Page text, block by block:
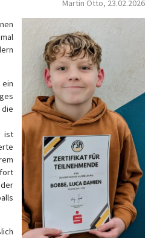
Martin Otto, 23.02.2026
ist